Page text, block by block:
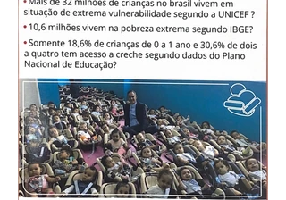
um diálogo respeitoso sobre a
convivência entre diferentes
tradições religiosas. O quadro tem
como proposta valorizar o respeito,
a tolerância e o diálogo entre
pessoas de diferentes crenças. Ao
lado do Pai Denisson D'Angiles,
sacerdote da Umbanda, o Rev. Aldo
compartilhou sua história, s